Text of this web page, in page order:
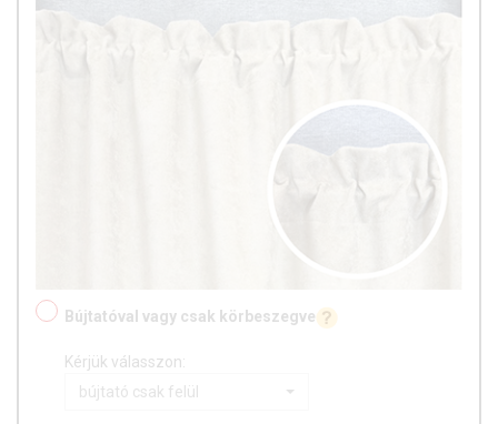
Bújtatóval vagy csak körbeszegve
Kérjük válasszon:
bújtató csak felül